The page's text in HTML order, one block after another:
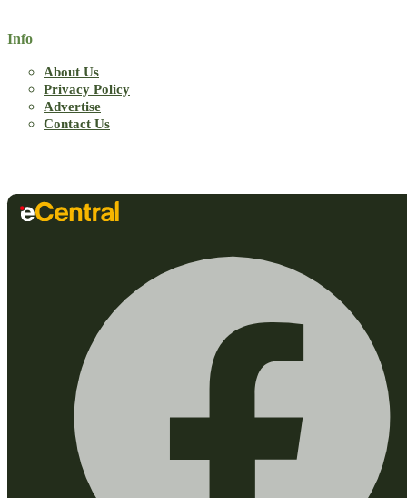
Info
About Us
Privacy Policy
Advertise
Contact Us